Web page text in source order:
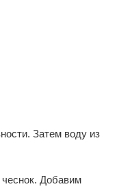
Затем воду из
Добавим